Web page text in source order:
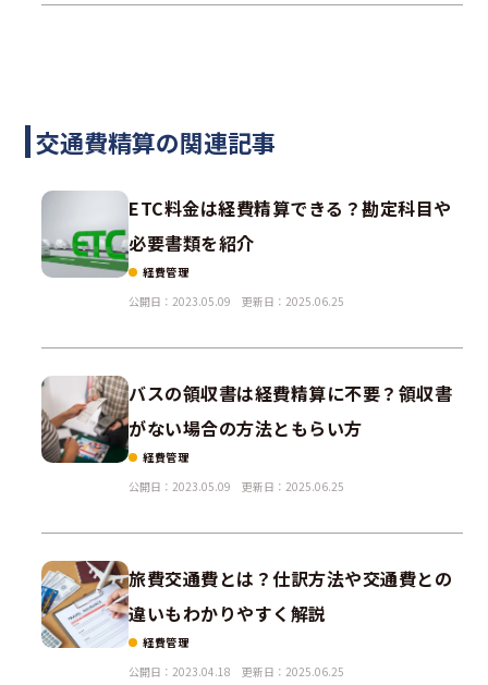
交通費精算の関連記事
ETC料金は経費精算できる？勘定科目や
必要書類を紹介
経費管理
公開日：2023.05.09
更新日：2025.06.25
バスの領収書は経費精算に不要？領収書
がない場合の方法ともらい方
経費管理
公開日：2023.05.09
更新日：2025.06.25
旅費交通費とは？仕訳方法や交通費との
違いもわかりやすく解説
経費管理
公開日：2023.04.18
更新日：2025.06.25